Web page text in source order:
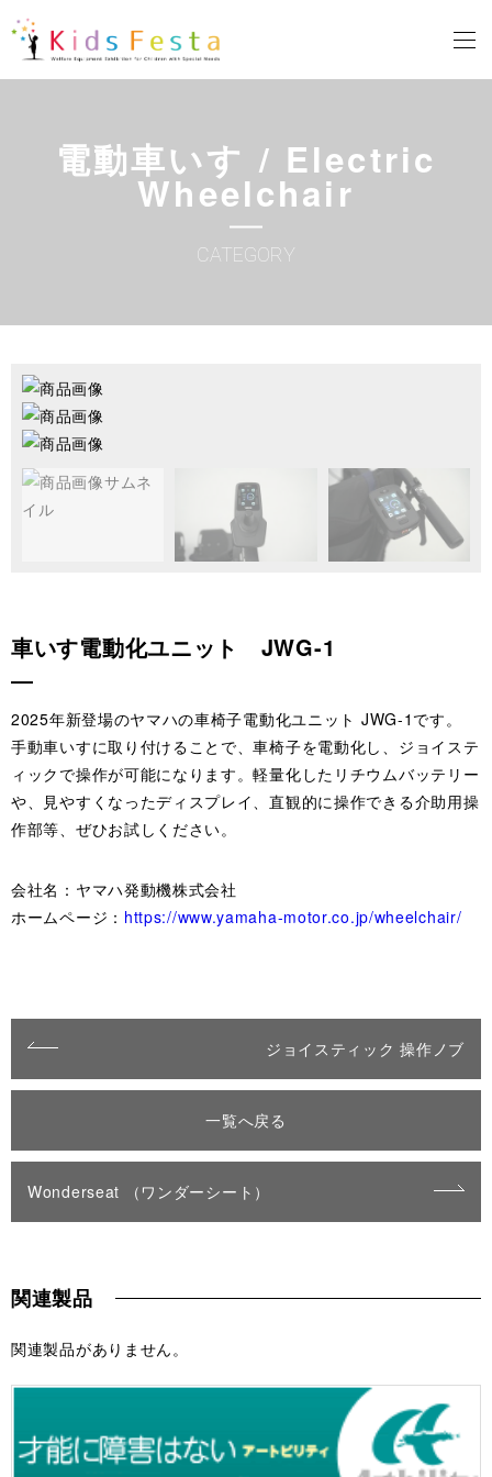
電動車いす / Electric
Wheelchair
CATEGORY
車いす電動化ユニット JWG-1
2025年新登場のヤマハの車椅子電動化ユニット JWG-1です。
手動車いすに取り付けることで、車椅子を電動化し、ジョイステ
ィックで操作が可能になります。軽量化したリチウムバッテリー
や、見やすくなったディスプレイ、直観的に操作できる介助用操
作部等、ぜひお試しください。
会社名：ヤマハ発動機株式会社
ホームページ： https://www.yamaha-motor.co.jp/wheelchair/
ジョイスティック 操作ノブ
一覧へ戻る
Wonderseat （ワンダーシート）
関連製品
関連製品がありません。